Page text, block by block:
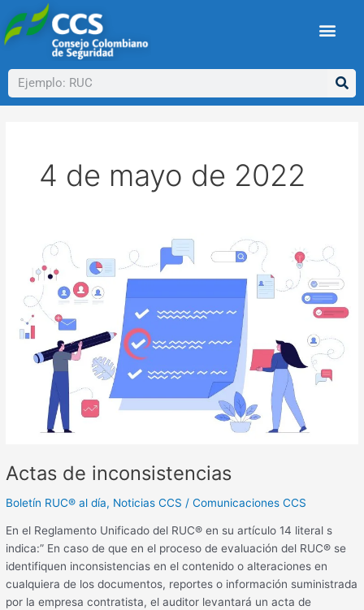
al
contenido
Buscar
4 de mayo de 2022
Actas de inconsistencias
Boletín RUC® al día, Noticias CCS /Comunicaciones CCS
En el Reglamento Unificado del RUC® en su artículo 14 literal s
indica:” En caso de que en el proceso de evaluación del RUC® se
identifiquen inconsistencias en el contenido o alteraciones en
cualquiera de los documentos, reportes o información suministrada
por la empresa contratista, el auditor levantará un acta de
inconsistencias